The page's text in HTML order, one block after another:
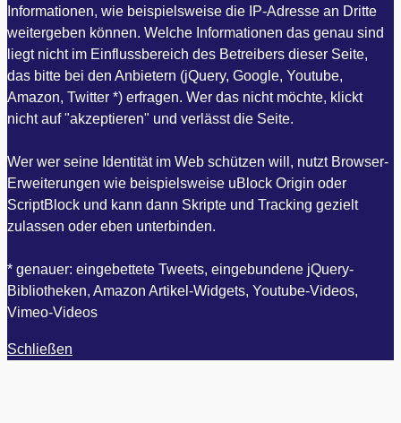
Informationen, wie beispielsweise die IP-Adresse an Dritte
weitergeben können. Welche Informationen das genau sind
liegt nicht im Einflussbereich des Betreibers dieser Seite,
das bitte bei den Anbietern (jQuery, Google, Youtube,
Amazon, Twitter *) erfragen. Wer das nicht möchte, klickt
nicht auf "akzeptieren" und verlässt die Seite.
Wer wer seine Identität im Web schützen will, nutzt Browser-
Erweiterungen wie beispielsweise uBlock Origin oder
ScriptBlock und kann dann Skripte und Tracking gezielt
zulassen oder eben unterbinden.
* genauer: eingebettete Tweets, eingebundene jQuery-
Bibliotheken, Amazon Artikel-Widgets, Youtube-Videos,
Vimeo-Videos
Schließen